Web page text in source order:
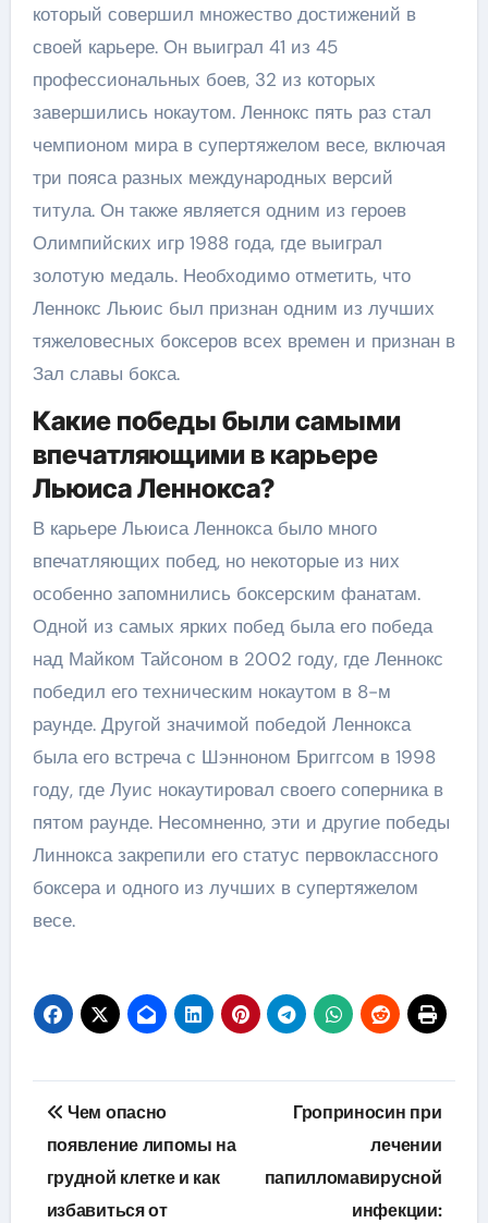
который совершил множество достижений в
своей карьере. Он выиграл 41 из 45
профессиональных боев, 32 из которых
завершились нокаутом. Леннокс пять раз стал
чемпионом мира в супертяжелом весе, включая
три пояса разных международных версий
титула. Он также является одним из героев
Олимпийских игр 1988 года, где выиграл
золотую медаль. Необходимо отметить, что
Леннокс Льюис был признан одним из лучших
тяжеловесных боксеров всех времен и признан в
Зал славы бокса.
Какие победы были самыми
впечатляющими в карьере
Льюиса Леннокса?
В карьере Льюиса Леннокса было много
впечатляющих побед, но некоторые из них
особенно запомнились боксерским фанатам.
Одной из самых ярких побед была его победа
над Майком Тайсоном в 2002 году, где Леннокс
победил его техническим нокаутом в 8-м
раунде. Другой значимой победой Леннокса
была его встреча с Шэнноном Бриггсом в 1998
году, где Луис нокаутировал своего соперника в
пятом раунде. Несомненно, эти и другие победы
Линнокса закрепили его статус первоклассного
боксера и одного из лучших в супертяжелом
весе.
Навигация
по
записям
Чем опасно
появление липомы на
грудной клетке и как
избавиться от
Гроприносин при
лечении
папилломавирусной
инфекции: